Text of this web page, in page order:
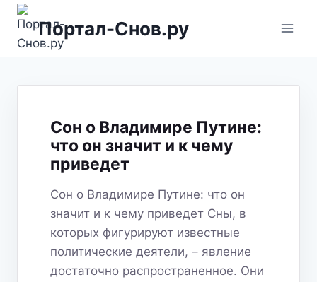
Перейти
содержимому
Портал-Снов.ру
Сон о Владимире Путине:
что он значит и к чему
приведет
Сон о Владимире Путине: что он
значит и к чему приведет Сны, в
которых фигурируют известные
политические деятели, – явление
достаточно распространенное. Они